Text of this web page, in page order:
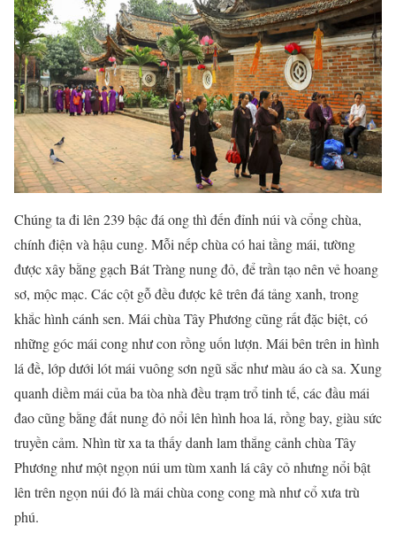
Chúng ta đi lên 239 bậc đá ong thì đến đỉnh núi và cổng chùa,
chính điện và hậu cung. Mỗi nếp chùa có hai tầng mái, tường
được xây bằng gạch Bát Tràng nung đỏ, để trần tạo nên vẻ hoang
sơ, mộc mạc. Các cột gỗ đều được kê trên đá tảng xanh, trong
khắc hình cánh sen. Mái chùa Tây Phương cũng rất đặc biệt, có
những góc mái cong như con rồng uốn lượn. Mái bên trên in hình
lá đề, lớp dưới lót mái vuông sơn ngũ sắc như màu áo cà sa. Xung
quanh diềm mái của ba tòa nhà đều trạm trổ tinh tế, các đầu mái
đao cũng bằng đất nung đỏ nổi lên hình hoa lá, rồng bay, giàu sức
truyền cảm. Nhìn từ xa ta thấy danh lam thắng cảnh chùa Tây
Phương như một ngọn núi um tùm xanh lá cây cỏ nhưng nổi bật
lên trên ngọn núi đó là mái chùa cong cong mà như cổ xưa trù
phú.